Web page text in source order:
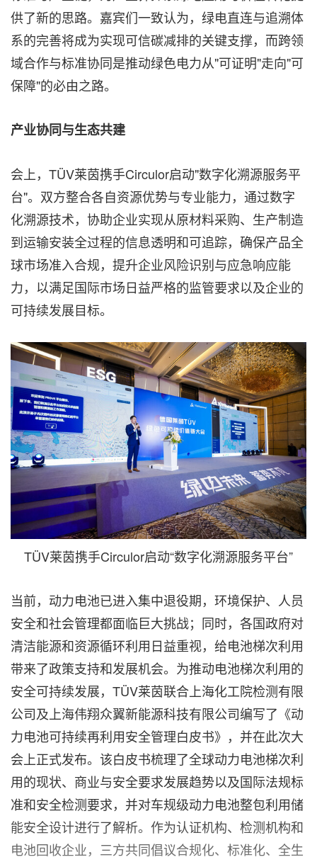
供了新的思路。嘉宾们一致认为，绿电直连与追溯体
系的完善将成为实现可信碳减排的关键支撑，而跨领
域合作与标准协同是推动绿色电力从"可证明"走向"可
保障"的必由之路。
产业协同与生态共建
会上，TÜV莱茵携手Circulor启动"数字化溯源服务平
台"。双方整合各自资源优势与专业能力，通过数字
化溯源技术，协助企业实现从原材料采购、生产制造
到运输安装全过程的信息透明和可追踪，确保产品全
球市场准入合规，提升企业风险识别与应急响应能
力，以满足国际市场日益严格的监管要求以及企业的
可持续发展目标。
TÜV莱茵携手Circulor启动“数字化溯源服务平台”
当前，动力电池已进入集中退役期，环境保护、人员
安全和社会管理都面临巨大挑战；同时，各国政府对
清洁能源和资源循环利用日益重视，给电池梯次利用
带来了政策支持和发展机会。为推动电池梯次利用的
安全可持续发展，TÜV莱茵联合上海化工院检测有限
公司及上海伟翔众翼新能源科技有限公司编写了《动
力电池可持续再利用安全管理白皮书》，并在此次大
会上正式发布。该白皮书梳理了全球动力电池梯次利
用的现状、商业与安全要求发展趋势以及国际法规标
准和安全检测要求，并对车规级动力电池整包利用储
能安全设计进行了解析。作为认证机构、检测机构和
电池回收企业，三方共同倡议合规化、标准化、全生